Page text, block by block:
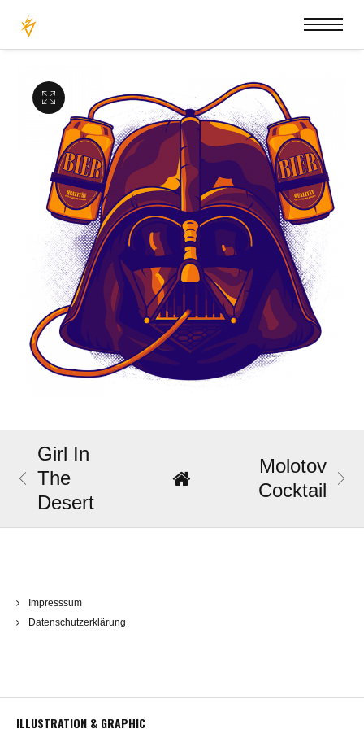
Girl In
The
Desert
Molotov
Cocktail
Impresssum
Datenschutzerklärung
ILLUSTRATION & GRAPHIC